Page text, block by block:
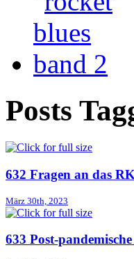
Posts
632 Fragen an das
März 30th, 2023
633 Post-